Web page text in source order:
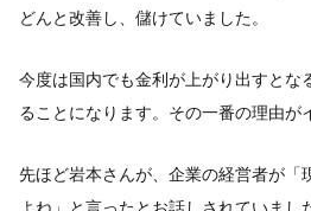
どんと改善し、儲けていました。
今度は国内でも金利が上がり出すとな
ることになります。その一番の理由が
先ほど岩本さんが、企業の経営者が「
よね」と言ったとお話しされていま